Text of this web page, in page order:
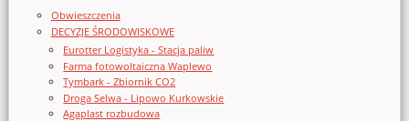
Obwieszczenia
DECYZJE ŚRODOWISKOWE
Eurotter Logistyka - Stacja paliw
Farma fotowoltaiczna Waplewo
Tymbark - Zbiornik CO2
Droga Selwa - Lipowo Kurkowskie
Agaplast rozbudowa